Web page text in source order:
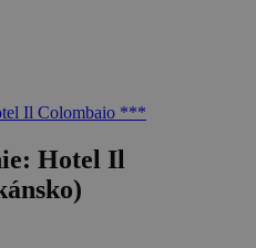
Il Colombaio ***
Hotel Il